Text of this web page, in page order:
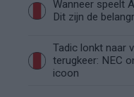
Wanneer speelt
Dit zijn de
Tadic lonkt naar
terugkeer: NEC
icoon